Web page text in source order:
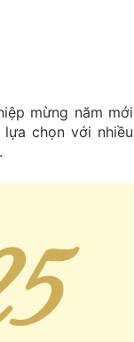
mừng năm mới
chọn với nhiều